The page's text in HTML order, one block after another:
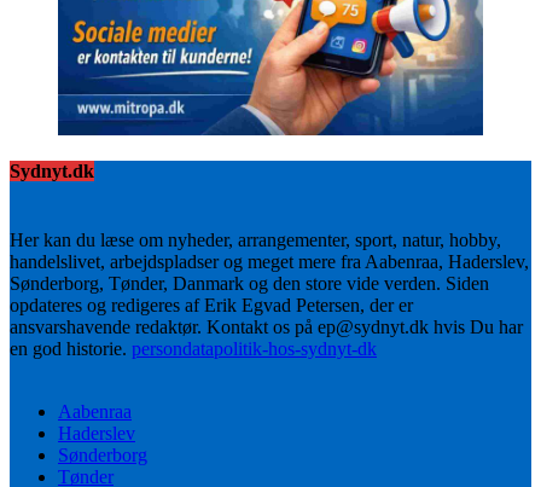
Sydnyt.dk
Her kan du læse om nyheder, arrangementer, sport, natur, hobby,
handelslivet, arbejdspladser og meget mere fra Aabenraa, Haderslev,
Sønderborg, Tønder, Danmark og den store vide verden. Siden
opdateres og redigeres af Erik Egvad Petersen, der er
ansvarshavende redaktør. Kontakt os på ep@sydnyt.dk hvis Du har
en god historie. persondatapolitik-hos-sydnyt-dk
Aabenraa
Haderslev
Sønderborg
Tønder